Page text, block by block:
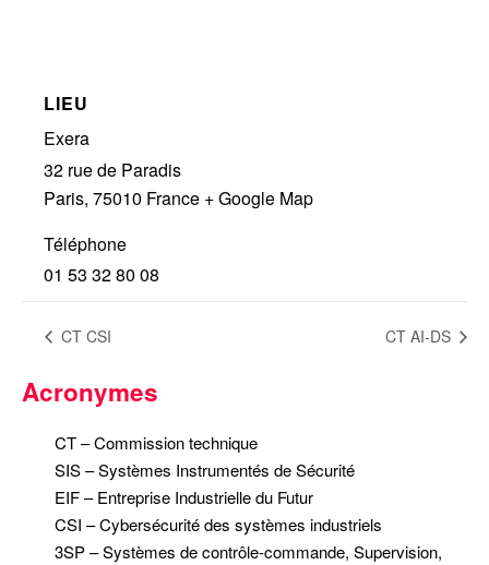
LIEU
Exera
32 rue de Paradis
Paris, 75010 France + Google Map
Téléphone
01 53 32 80 08
CT CSI CT AI-DS
Acronymes
CT – Commission technique
SIS – Systèmes Instrumentés de Sécurité
EIF – Entreprise Industrielle du Futur
CSI – Cybersécurité des systèmes industriels
3SP – Systèmes de contrôle-commande, Supervision,